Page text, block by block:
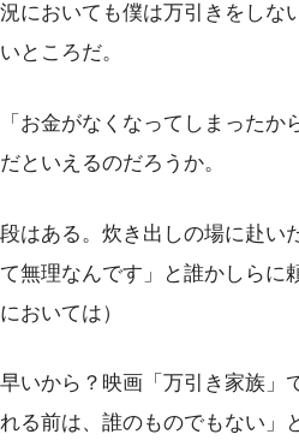
においても僕は万引きをしな
ところだ。
お金がなくなってしまったか
といえるのだろうか。
はある。炊き出しの場に赴い
無理なんです」と誰かしらに
おいては）
いから？映画「万引き家族」
る前は、誰のものでもない」